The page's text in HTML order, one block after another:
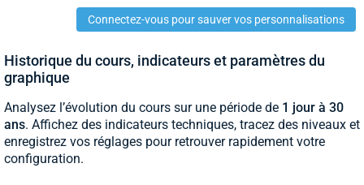
Connectez-vous pour sauver vos personnalisations
Historique du cours, indicateurs et paramètres du
graphique
Analysez l’évolution du cours sur une période de 1 jour à 30
ans. Affichez des indicateurs techniques, tracez des niveaux et
enregistrez vos réglages pour retrouver rapidement votre
configuration.